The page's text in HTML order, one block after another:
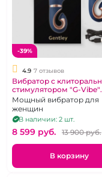
-39%
4.9 7 отзывов
Вибратор с
стимулятором "G-Vibe"
Gentley синий
Мощный вибратор для
женщин
В наличии: 2 шт.
8 599 pуб. 13 900 pуб.
В корзину